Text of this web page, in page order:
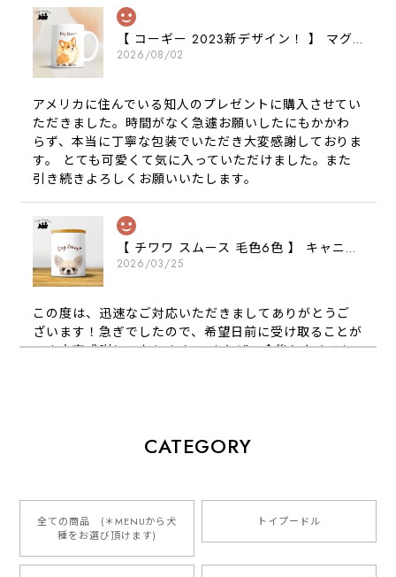
【 コーギー 2023新デザイン！ 】 マグカップ お家用 プレゼント 犬 うちの子 犬グッズ ギフト
2026/08/02
アメリカに住んでいる知人のプレゼントに購入させてい
ただきました。時間がなく急遽お願いしたにもかかわ
らず、本当に丁寧な包装でいただき大変感謝しておりま
す。 とても可愛くて気に入っていただけました。また
引き続きよろしくお願いいたします。
【 チワワ スムース 毛色6色 】 キャニスター 保存容器 お家用 プレゼント 犬 ペット うちの子 犬グッズ
2026/03/25
この度は、迅速なご対応いただきましてありがとうご
ざいます！急ぎでしたので、希望日前に受け取ることが
でき大変感謝しております！ またぜひ今後ともよろし
2026/01/16
とっても可愛くて、わんちゃんの名前や電話番号も分か
りやすくて最高です！ ありがとうございました❁⃘*.ﾟ
ご縁がありましたら、またよろしくお願いいたします。
CATEGORY
全ての商品 (＊MENUから犬
種をお選び頂けます)
トイプードル